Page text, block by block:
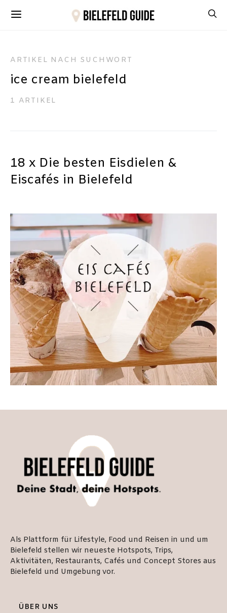
ARTIKEL NACH SUCHWORT
ice cream bielefeld
1 ARTIKEL
18 x Die besten Eisdielen &
Eiscafés in Bielefeld
Als Plattform für Lifestyle, Food und Reisen in und um
Bielefeld stellen wir neueste Hotspots, Trips,
Aktivitäten, Restaurants, Cafés und Concept Stores aus
Bielefeld und Umgebung vor.
ÜBER UNS